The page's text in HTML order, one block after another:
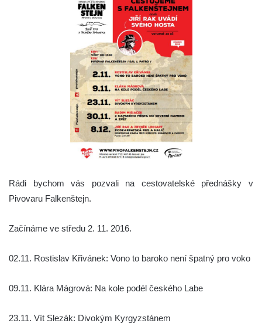
Rádi bychom vás pozvali na cestovatelské přednášky v
Pivovaru Falkenštejn.
Začínáme ve středu 2. 11. 2016.
02.11. Rostislav Křivánek: Vono to baroko není špatný pro voko
09.11. Klára Mágrová: Na kole podél českého Labe
23.11. Vít Slezák: Divokým Kyrgyzstánem